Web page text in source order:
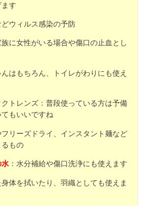
す
どウィルス感染の予防
に女性がいる場合や傷口の止血とし
んはもちろん、トイレがわりにも使え
トレンズ：普段使っている方は予備
もいいですね
リーズドライ、インスタント麺など
もの
：水分補給や傷口洗浄にも使えます
体を拭いたり、羽織としても使えま